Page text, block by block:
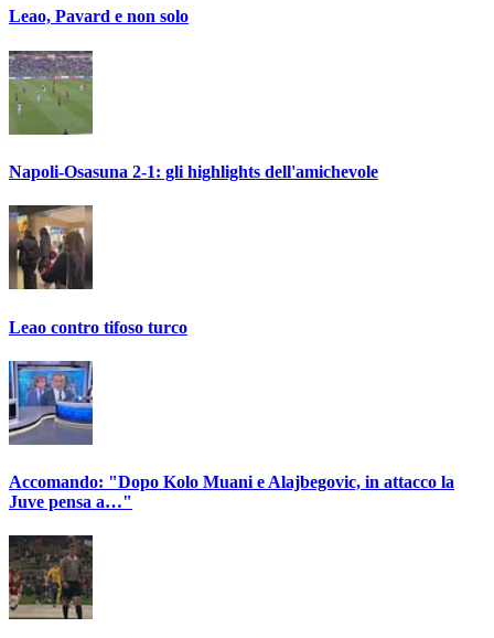
Leao, Pavard e non solo
Napoli-Osasuna 2-1: gli highlights dell'amichevole
Leao contro tifoso turco
Accomando: "Dopo Kolo Muani e Alajbegovic, in attacco la
Juve pensa a…"